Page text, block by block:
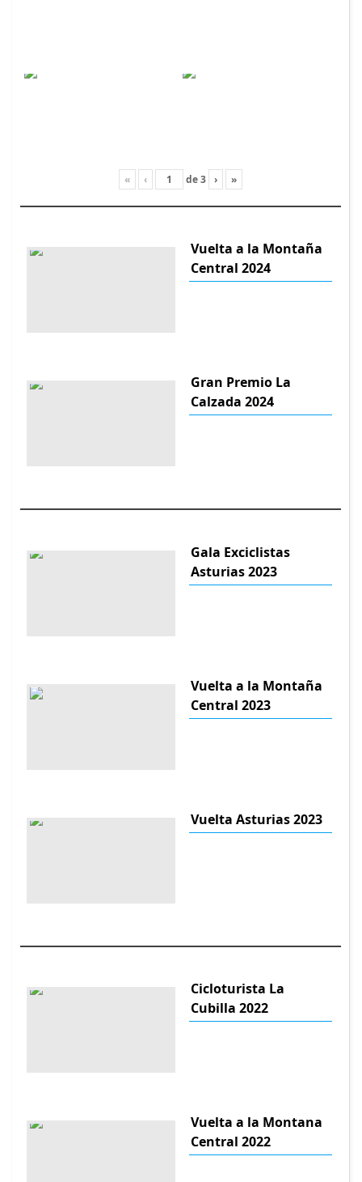
« ‹ de3 › »
Vuelta a la Montaña
Central 2024
Gran Premio La
Calzada 2024
Gala Exciclistas
Asturias 2023
Vuelta a la Montaña
Central 2023
Vuelta Asturias 2023
Cicloturista La
Cubilla 2022
Vuelta a la Montana
Central 2022